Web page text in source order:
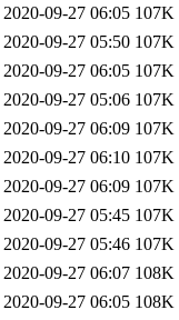
2020-09-27 06:05 107K
2020-09-27 05:50 107K
2020-09-27 06:05 107K
2020-09-27 05:06 107K
2020-09-27 06:09 107K
2020-09-27 06:10 107K
2020-09-27 06:09 107K
2020-09-27 05:45 107K
2020-09-27 05:46 107K
2020-09-27 06:07 108K
2020-09-27 06:05 108K